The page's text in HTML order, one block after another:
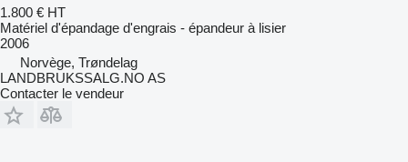
1.800 € HT
Matériel d'épandage d'engrais - épandeur à lisier
2006
Norvège, Trøndelag
LANDBRUKSSALG.NO AS
Contacter le vendeur